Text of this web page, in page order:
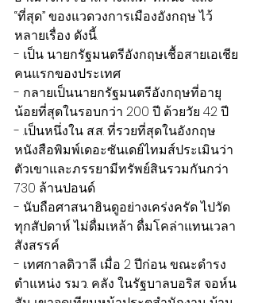
“ที่สุด” ของแวดวงการเมืองอังกฤษ ไว้
หลายเรื่อง ดังนี้.
- เป็น นายกรัฐมนตรีอังกฤษเชื้อสายเอเชีย
คนแรกของประเทศ
- กลายเป็นนายกรัฐมนตรีอังกฤษที่อายุ
น้อยที่สุดในรอบกว่า 200 ปี ด้วยวัย 42 ปี
- .เป็นหนึ่งใน ส.ส. ที่รวยที่สุดในอังกฤษ
หนังสือพิมพ์เดอะซันเดย์ไทมส์ประเมินว่า
ตัวเขาและภรรยามีทรัพย์สินรวมกันกว่า
730 ล้านปอนด์
- นับถือศาสนาฮินดูอย่างเคร่งครัด ไปวัด
ทุกสัปดาห์ ไม่ดื่มเหล้า ดื่มโคล่าแทนเวลา
สังสรรค์
- เทศกาลดิวาลี เมื่อ 2 ปีก่อน ขณะดำรง
ตำแหน่ง รมว. คลัง ในรัฐบาลบอริส จอห์น